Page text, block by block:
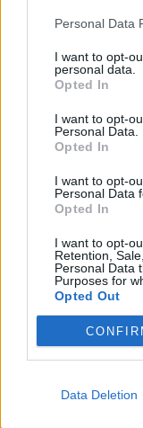
Personal Data
I want to opt-
personal data.
Opted In
I want to opt-
Personal Data.
Opted In
I want to opt-
Personal Data
Opted In
I want to opt-
Retention,
Personal Data
Purposes for
Opted Out
Data Deletion
Οι
το κάνουν να
Ορισμένες τροφές
αναπτυχθούν, και
ασθένειες και
ΠΡΙΝ 6 ΏΡΕΣ